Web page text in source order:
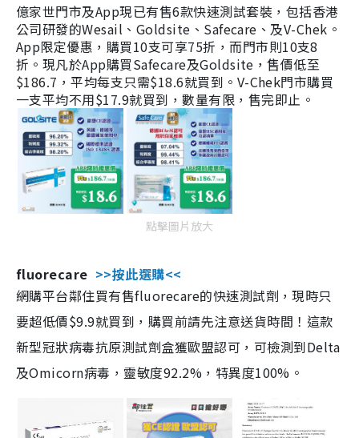
億家世門市及App現已有售6款快速測試套裝，包括香港
公司研發的Wesail、Goldsite、Safecare、及V-Chek。
App限定優惠，購買10支可享75折，而門市則10支8
折。現凡於App購買Safecare及Goldsite，售價低至
$186.7，平均每支只需$18.6就買到。V-Chek門市購買
一支平均不用$17.9就買到，數量有限，售完即止。
點擊圖片放大
fluorecare >>按此選購<<
網購平台鄰住買有售fluorecare的快速測試劑，現時只
要超低價$9.9就買到，購買前請先注意送貨時間！這款
新型冠狀病毒抗原測試劑盒獲歐盟認可，可檢測到Delta
及Omicorn病毒，靈敏度92.2%，特異度100%。